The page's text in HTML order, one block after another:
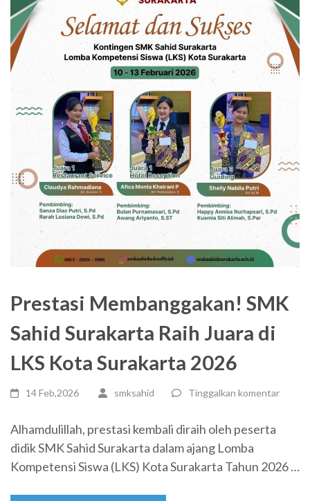
Prestasi Membanggakan! SMK
Sahid Surakarta Raih Juara di
LKS Kota Surakarta 2026
14 Feb,2026 smksahid Tinggalkan komentar
Alhamdulillah, prestasi kembali diraih oleh peserta
didik SMK Sahid Surakarta dalam ajang Lomba
Kompetensi Siswa (LKS) Kota Surakarta Tahun 2026 …